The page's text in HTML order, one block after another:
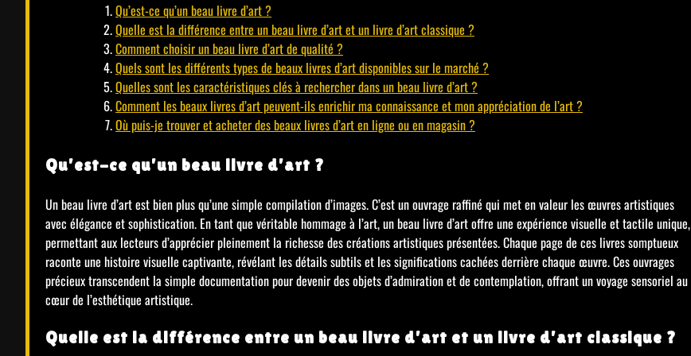
Qu’est-ce qu’un beau livre d’art ?
Quelle est la différence entre un beau livre d’art et un livre d’art classique ?
Comment choisir un beau livre d’art de qualité ?
Quels sont les différents types de beaux livres d’art disponibles sur le marché ?
Quelles sont les caractéristiques clés à rechercher dans un beau livre d’art ?
Comment les beaux livres d’art peuvent-ils enrichir ma connaissance et mon appréciation de l’art ?
Où puis-je trouver et acheter des beaux livres d’art en ligne ou en magasin ?
Qu’est-ce qu’un beau livre d’art ?
Un beau livre d’art est bien plus qu’une simple compilation d’images. C’est un ouvrage raffiné qui met en valeur les œuvres artistiques
avec élégance et sophistication. En tant que véritable hommage à l’art, un beau livre d’art offre une expérience visuelle et tactile unique,
permettant aux lecteurs d’apprécier pleinement la richesse des créations artistiques présentées. Chaque page de ces livres somptueux
raconte une histoire visuelle captivante, révélant les détails subtils et les significations cachées derrière chaque œuvre. Ces ouvrages
précieux transcendent la simple documentation pour devenir des objets d’admiration et de contemplation, offrant un voyage sensoriel au
cœur de l’esthétique artistique.
Quelle est la différence entre un beau livre d’art et un livre d’art classique ?